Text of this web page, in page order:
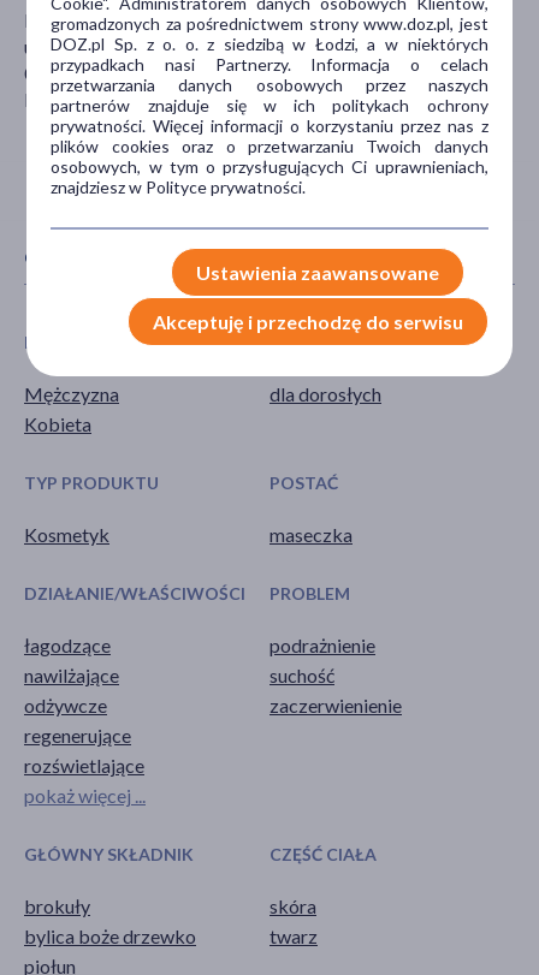
PRIMAVERA PARFUM SP. Z O.O.
ul. Józefa Piusa Dziekońskiego 3
00-728 Warszawa
biuro@primaveraparfum.pl
CECHY PRODUKTU
PŁEĆ
Mężczyzna
Kobieta
WIEK
dla dorosłych
TYP PRODUKTU
Kosmetyk
POSTAĆ
maseczka
DZIAŁANIE/WŁAŚCIWOŚCI
łagodzące
nawilżające
odżywcze
regenerujące
rozświetlające
pokaż więcej ...
PROBLEM
podrażnienie
suchość
zaczerwienienie
GŁÓWNY SKŁADNIK
brokuły
bylica boże drzewko
piołun
CZĘŚĆ CIAŁA
skóra
twarz
gromadzonych za pośrednictwem strony www.doz.pl, jest
DOZ.pl Sp. z o. o. z siedzibą w Łodzi, a w niektórych
przypadkach nasi Partnerzy. Informacja o celach
przetwarzania danych osobowych przez naszych
partnerów znajduje się w ich politykach ochrony
prywatności. Więcej informacji o korzystaniu przez nas z
plików cookies oraz o przetwarzaniu Twoich danych
osobowych, w tym o przysługujących Ci uprawnieniach,
znajdziesz w Polityce prywatności.
Ustawienia zaawansowane
Akceptuję i przechodzę do serwisu